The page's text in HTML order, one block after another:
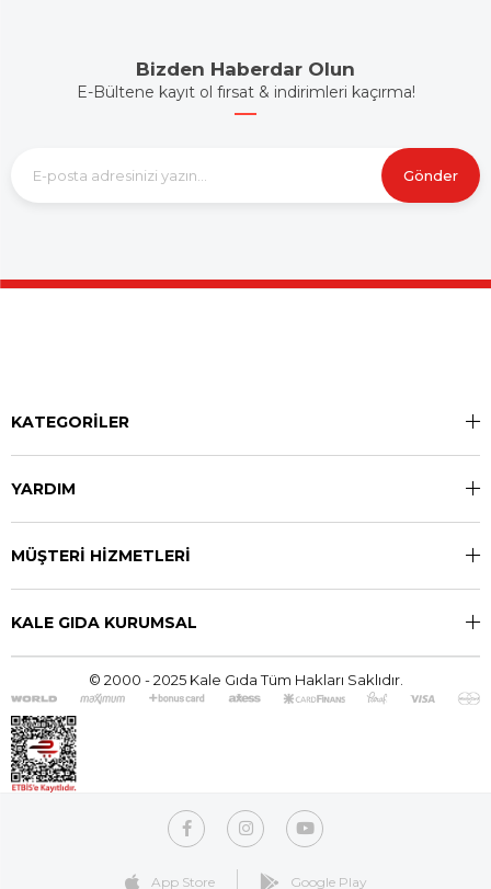
Bizden Haberdar Olun
E-Bültene kayıt ol fırsat & indirimleri kaçırma!
Gönder
KATEGORİLER
YARDIM
MÜŞTERİ HİZMETLERİ
KALE GIDA KURUMSAL
© 2000 - 2025 Kale Gıda Tüm Hakları Saklıdır.
App Store Google Play